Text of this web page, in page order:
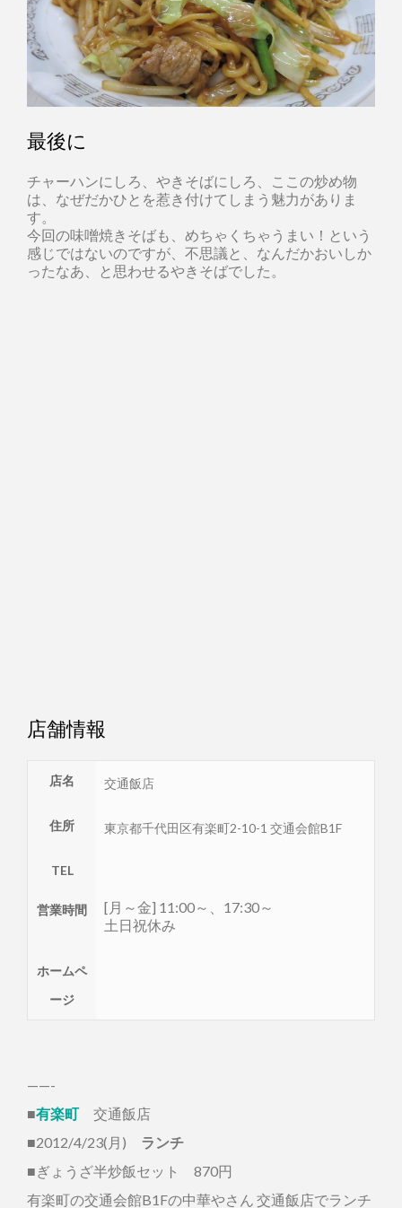
最後に
チャーハンにしろ、やきそばにしろ、ここの炒め物
は、なぜだかひとを惹き付けてしまう魅力がありま
す。
今回の味噌焼きそばも、めちゃくちゃうまい！という
感じではないのですが、不思議と、なんだかおいしか
ったなあ、と思わせるやきそばでした。
店舗情報
店名 交通飯店
住所 東京都千代田区有楽町2-10-1 交通会館B1F
TEL
営業時間
[月～金] 11:00～、17:30～
土日祝休み
ホームペ
ージ
——-
■有楽町交通飯店
■2012/4/23(月) ランチ
■ぎょうざ半炒飯セット 870円
有楽町の交通会館B1Fの中華やさん 交通飯店でランチ